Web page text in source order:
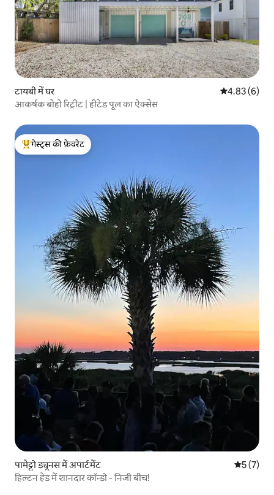
टायबी में घर औसत रेटिंग 5 में
4.83 (6)
आकर्षक बोहो रिट्रीट | हीटेड पूल का ऐक्सेस
गेस्ट्स का टॉप फ़ेवरेट
गेस्ट्स की फ़ेवरेट
पामेट्टो ड्यूनस में अपार्टमेंट औसत रेटिंग
5 (7)
हिल्टन हेड में शानदार कॉन्डो - निजी बीच!